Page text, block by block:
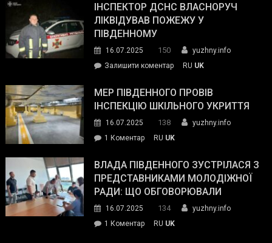
провів
нараду
силових
та
органів:
«Наш
спільний
окупанти.
Маємо
діяти
команда
ІНСПЕКТОР ДСНС ВЛАСНОРУЧ
ЛІКВІДУВАВ ПОЖЕЖУ У
ПІВДЕННОМУ
16.07.2025 150
yuzhny.info
Залишити коментарon
ДСНС
власноруч
пожежу
у
RU UK
МЕР ПІВДЕННОГО ПРОВІВ
ІНСПЕКЦІЮ ШКІЛЬНОГО УКРИТТЯ
16.07.2025 138
yuzhny.info
1 Коментардо
Південного
провів
інспекцію
RU UK
ВЛАДА ПІВДЕННОГО ЗУСТРІЛАСЯ З
ПРЕДСТАВНИКАМИ МОЛОДІЖНОЇ
РАДИ: ЩО ОБГОВОРЮВАЛИ
16.07.2025 134
yuzhny.info
1 Коментардо
RU UK